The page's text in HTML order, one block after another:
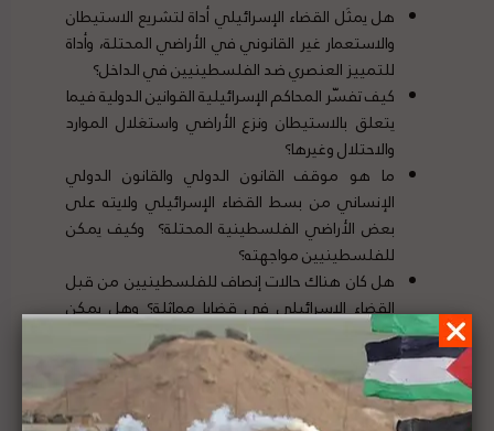
هل يمثَل القضاء الإسرائيلي أداة لتشريع الاستيطان
والاستعمار غير القانوني في الأراضي المحتلة، وأداة
للتمييز العنصري ضد الفلسطينيين في الداخل؟
كيف تفسّر المحاكم الإسرائيلية القوانين الدولية فيما
يتعلق بالاستيطان ونزع الأراضي واستغلال الموارد
والاحتلال وغيرها؟
ما هو موقف القانون الدولي والقانون الدولي
الإنساني من بسط القضاء الإسرائيلي ولايته على
بعض الأراضي الفلسطينية المحتلة؟ وكيف يمكن
للفلسطينيين مواجهته؟
هل كان هناك حالات إنصاف للفلسطينيين من قبل
القضاء الإسرائيلي في قضايا مماثلة؟ وهل يمكن
للفلسطينيين الاستفادة من تلك التجارب في
القضايا الحالية؟
في حال ثبات عدم إنصاف القضاء الإسرائيلي، هل
هناك سُبل للاستئناف لدى المنظومة الدولية وفق